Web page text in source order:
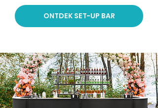
ONTDEK SET-UP BAR